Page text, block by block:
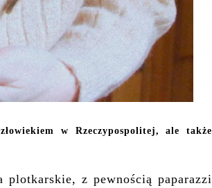
w Rzeczypospolitej, ale także
z pewnością paparazzi